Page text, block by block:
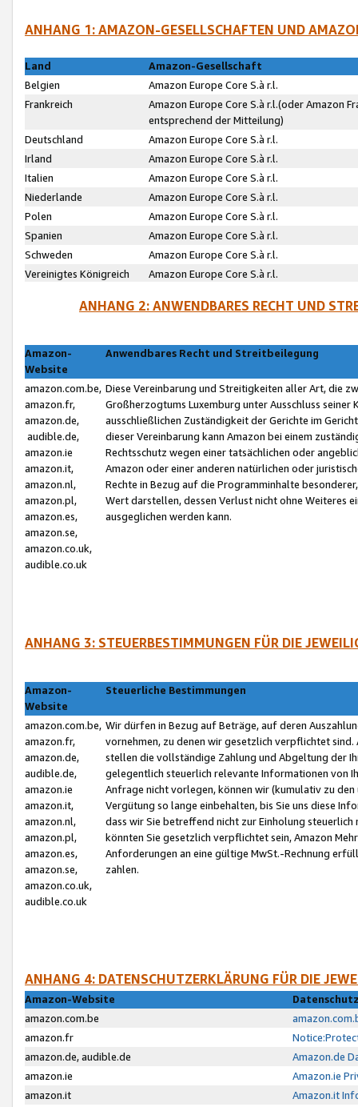
ANHANG 1: AMAZON-GESELLSCHAFTEN UND
Land
Amazon-Gesellschaft
Belgien
Amazon Europe Core S.à r.l.
Frankreich
Amazon Europe Core S.à r.l.(oder Amazon
entsprechend der Mitteilung)
Deutschland
Amazon Europe Core S.à r.l.
Irland
Amazon Europe Core S.à r.l.
Italien
Amazon Europe Core S.à r.l.
Niederlande
Amazon Europe Core S.à r.l.
Polen
Amazon Europe Core S.à r.l.
Spanien
Amazon Europe Core S.à r.l.
Schweden
Amazon Europe Core S.à r.l.
Vereinigtes Königreich
Amazon Europe Core S.à r.l.
ANHANG 2: ANWENDBARES RECHT UND
Amazon-
Website
Anwendbares Recht und Streitbeilegung
amazon.com.be,
amazon.fr,
amazon.de,
audible.de,
amazon.ie
amazon.it,
amazon.nl,
amazon.pl,
amazon.es,
amazon.se,
amazon.co.uk,
audible.co.uk
Diese Vereinbarung und Streitigkeiten aller Art, die
Großherzogtums Luxemburg unter Ausschluss
ausschließlichen Zuständigkeit der Gerichte im
dieser Vereinbarung kann Amazon bei einem
Rechtsschutz wegen einer tatsächlichen oder
Amazon oder einer anderen natürlichen oder
Rechte in Bezug auf die Programminhalte
Wert darstellen, dessen Verlust nicht ohne Weiteres
ausgeglichen werden kann.
ANHANG 3: STEUERBESTIMMUNGEN FÜR DIE
Amazon-
Website
Steuerliche Bestimmungen
amazon.com.be,
amazon.fr,
amazon.de,
audible.de,
amazon.ie
amazon.it,
amazon.nl,
amazon.pl,
amazon.es,
amazon.se,
amazon.co.uk,
audible.co.uk
Wir dürfen in Bezug auf Beträge, auf deren
vornehmen, zu denen wir gesetzlich verpflichtet
stellen die vollständige Zahlung und Abgeltung der
gelegentlich steuerlich relevante Informationen von
Anfrage nicht vorlegen, können wir (kumulativ zu
Vergütung so lange einbehalten, bis Sie uns diese
dass wir Sie betreffend nicht zur Einholung
könnten Sie gesetzlich verpflichtet sein, Amazon
Anforderungen an eine gültige MwSt.-Rechnung
zahlen.
ANHANG 4: DATENSCHUTZERKLÄRUNG FÜR DIE
Amazon-Website
amazon.com.be
amazon.fr
amazon.de, audible.de
Amazon.de
amazon.ie
Amazon.ie
amazon.it
Amazon.it